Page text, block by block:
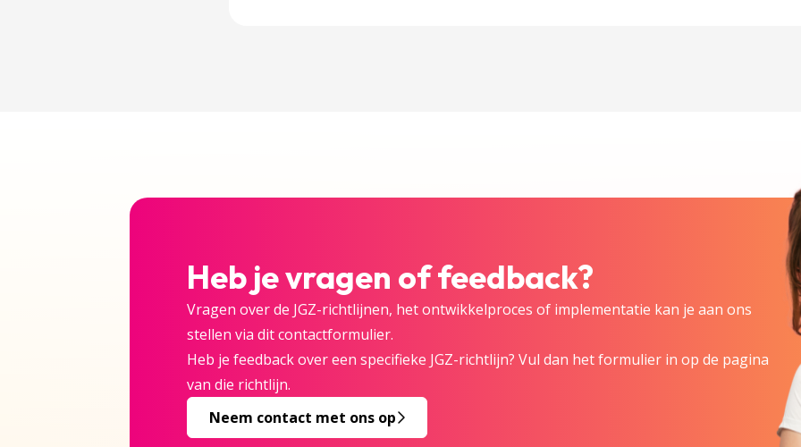
Heb je vragen of feedback?
Vragen over de JGZ-richtlijnen, het ontwikkelproces of implementatie kan je aan ons
stellen via dit contactformulier.
Heb je feedback over een specifieke JGZ-richtlijn? Vul dan het formulier in op de pagina
van die richtlijn.
Neem contact met ons op